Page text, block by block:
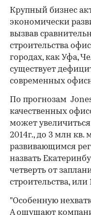
00:00
Крупный бизнес
экономически
вызвав
строительства
городах, как Уфа,
существует
современных
По прогнозам
качественных
может
2014г., до 3 млн кв.
развивающимся
назвать
четверть от
строительства, или
"Особенную
A ощущают